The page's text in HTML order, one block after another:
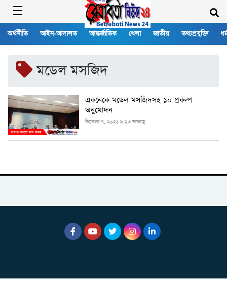
অর্থনীতি আইন-আদালত আন্তর্জাতিক খেলা জাতীয় তথ্যপ্রযুক্তি
মডেল মসজিদ
একনেকে মডেল মসজিদসহ ১০ প্রকল্প
অনুমোদন
ডিসেম্বর ৭, ২০২১ ৯:২৩ অপরাহ্ণ